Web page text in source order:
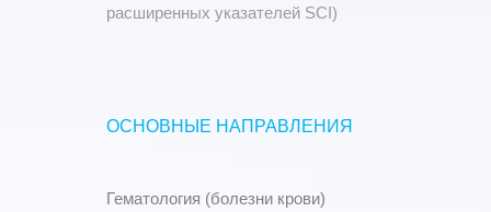
расширенных указателей SCI)
ОСНОВНЫЕ НАПРАВЛЕНИЯ
Гематология (болезни крови)